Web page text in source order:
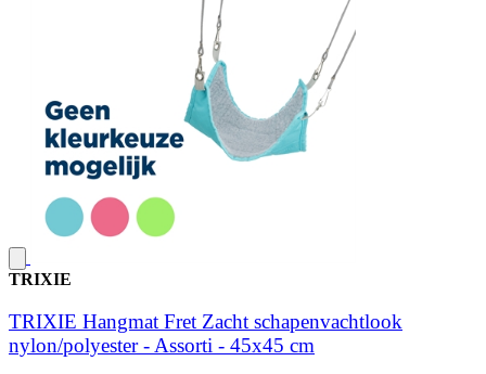
TRIXIE
TRIXIE Hangmat Fret Zacht schapenvachtlook
nylon/polyester - Assorti - 45x45 cm